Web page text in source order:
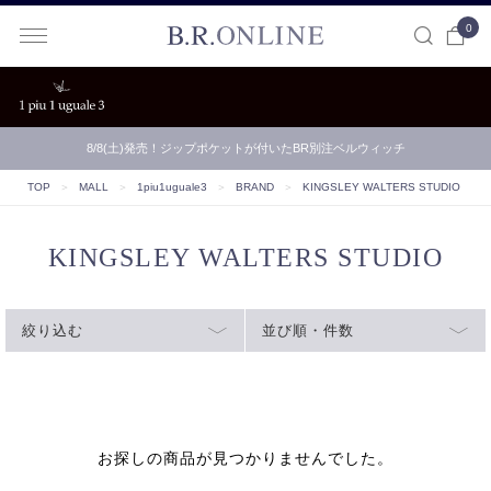
0
8/8(土)発売！ジップポケットが付いたBR別注ベルウィッチ
TOP ＞ MALL ＞ 1piu1uguale3 ＞ BRAND ＞ KINGSLEY WALTERS STUDIO
KINGSLEY WALTERS STUDIO
絞り込む 並び順・件数
お探しの商品が見つかりませんでした。